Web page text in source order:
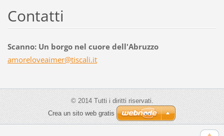
Contatti
Scanno: Un borgo nel cuore dell'Abruzzo
amoreloveaimer@tiscali.it
© 2014 Tutti i diritti riservati.
Crea un sito web gratis